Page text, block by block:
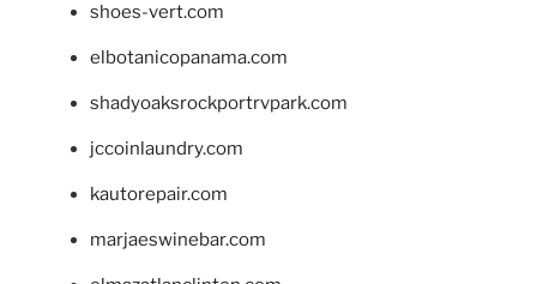
shoes-vert.com
elbotanicopanama.com
shadyoaksrockportrvpark.com
jccoinlaundry.com
kautorepair.com
marjaeswinebar.com